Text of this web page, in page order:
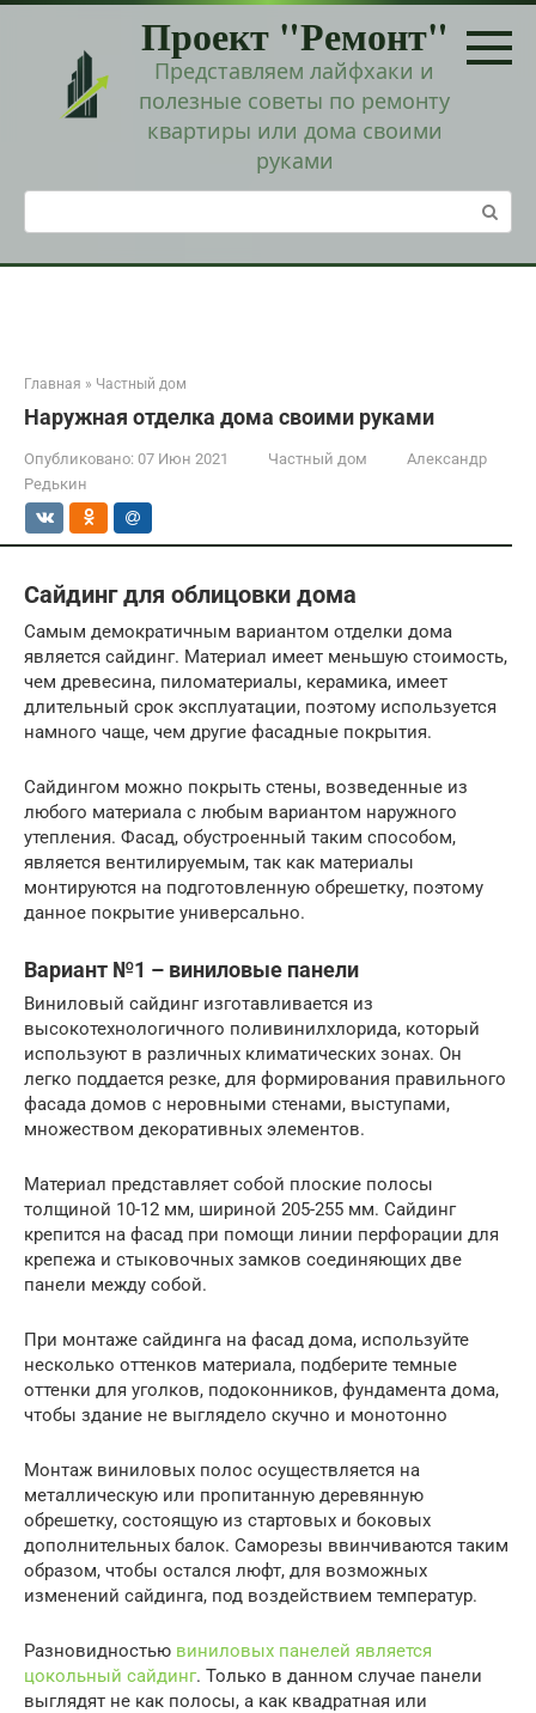
Перейти
Проект "Ремонт"
Представляем лайфхаки и
полезные советы по ремонту
квартиры или дома своими
руками
Поиск:
Главная » Частный дом
Наружная отделка дома своими руками
Опубликовано: 07 Июн 2021 Частный дом
Александр
Редькин
Сайдинг для облицовки дома
Самым демократичным вариантом отделки дома
является сайдинг. Материал имеет меньшую стоимость,
чем древесина, пиломатериалы, керамика, имеет
длительный срок эксплуатации, поэтому используется
намного чаще, чем другие фасадные покрытия.
Сайдингом можно покрыть стены, возведенные из
любого материала с любым вариантом наружного
утепления. Фасад, обустроенный таким способом,
является вентилируемым, так как материалы
монтируются на подготовленную обрешетку, поэтому
данное покрытие универсально.
Вариант №1 – виниловые панели
Виниловый сайдинг изготавливается из
высокотехнологичного поливинилхлорида, который
используют в различных климатических зонах. Он
легко поддается резке, для формирования правильного
фасада домов с неровными стенами, выступами,
множеством декоративных элементов.
Материал представляет собой плоские полосы
толщиной 10-12 мм, шириной 205-255 мм. Сайдинг
крепится на фасад при помощи линии перфорации для
крепежа и стыковочных замков соединяющих две
панели между собой.
При монтаже сайдинга на фасад дома, используйте
несколько оттенков материала, подберите темные
оттенки для уголков, подоконников, фундамента дома,
чтобы здание не выглядело скучно и монотонно
Монтаж виниловых полос осуществляется на
металлическую или пропитанную деревянную
обрешетку, состоящую из стартовых и боковых
дополнительных балок. Саморезы ввинчиваются таким
образом, чтобы остался люфт, для возможных
изменений сайдинга, под воздействием температур.
Разновидностью виниловых панелей является
цокольный сайдинг. Только в данном случае панели
выглядят не как полосы, а как квадратная или